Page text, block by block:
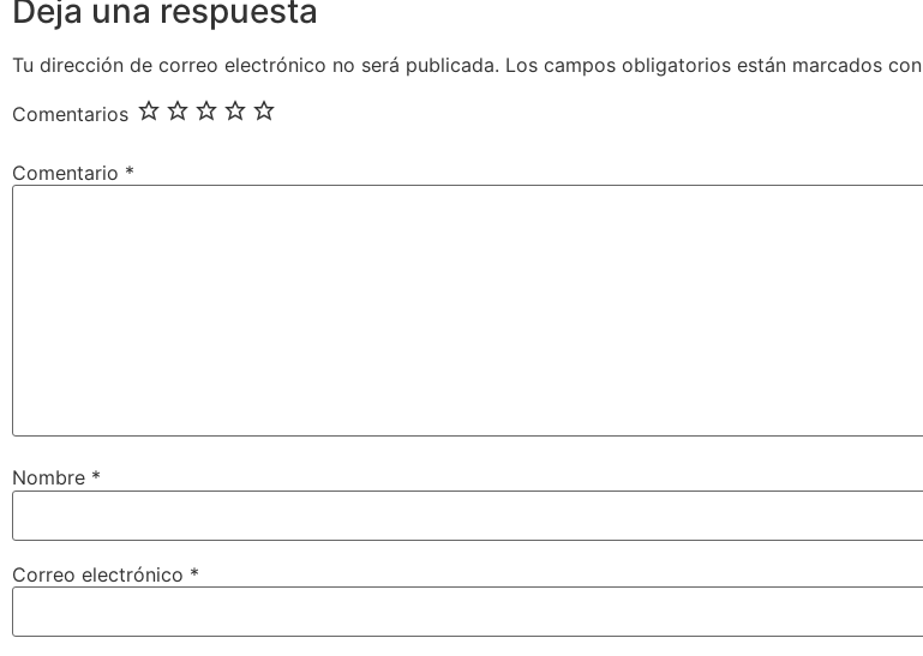
Deja una respuesta
Tu dirección de correo electrónico no será publicada. Los campos obligatorios están marcados con
Comentarios
Comentario *
Nombre *
Correo electrónico *